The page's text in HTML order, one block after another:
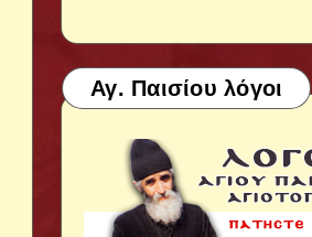
Αγ. Παισίου λόγοι